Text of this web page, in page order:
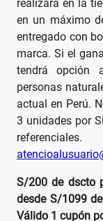
realizará en la
en un máximo
entregado con
marca. Si el
tendrá opción
personas
actual en Perú.
3 unidades por
S/200 de dscto
desde S/1099
Válido 1 cupón